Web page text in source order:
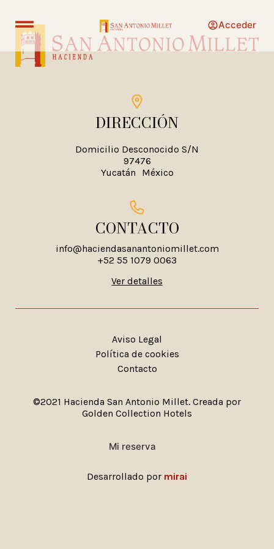
Acceder
DIRECCIÓN
Domicilio Desconocido S/N
97476
Yucatán
México
CONTACTO
info@haciendasanantoniomillet.com
+52 55 1079 0063
Ver detalles
Aviso Legal
Política de cookies
Contacto
©2021 Hacienda San Antonio Millet. Creada por
Golden Collection Hotels
Mi reserva
Desarrollado por mirai